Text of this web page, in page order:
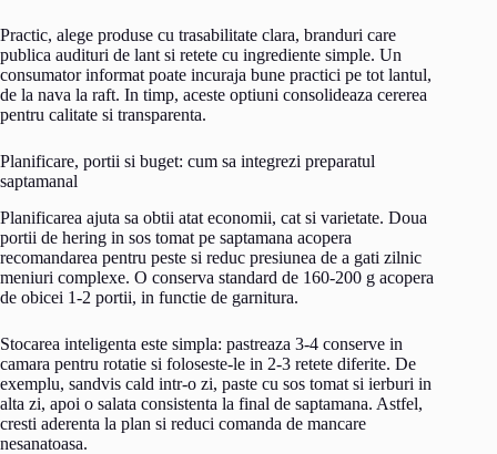
Practic, alege produse cu trasabilitate clara, branduri care
publica audituri de lant si retete cu ingrediente simple. Un
consumator informat poate incuraja bune practici pe tot lantul,
de la nava la raft. In timp, aceste optiuni consolideaza cererea
pentru calitate si transparenta.
Planificare, portii si buget: cum sa integrezi preparatul
saptamanal
Planificarea ajuta sa obtii atat economii, cat si varietate. Doua
portii de hering in sos tomat pe saptamana acopera
recomandarea pentru peste si reduc presiunea de a gati zilnic
meniuri complexe. O conserva standard de 160-200 g acopera
de obicei 1-2 portii, in functie de garnitura.
Stocarea inteligenta este simpla: pastreaza 3-4 conserve in
camara pentru rotatie si foloseste-le in 2-3 retete diferite. De
exemplu, sandvis cald intr-o zi, paste cu sos tomat si ierburi in
alta zi, apoi o salata consistenta la final de saptamana. Astfel,
cresti aderenta la plan si reduci comanda de mancare
nesanatoasa.